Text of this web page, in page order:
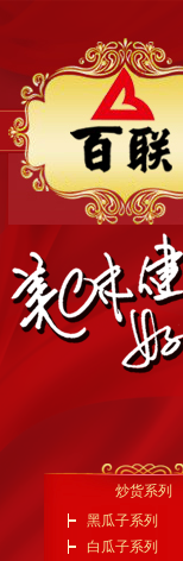
炒货系列
黑瓜子系列
白瓜子系列